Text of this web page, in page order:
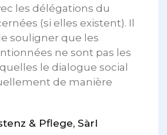
les délégations du
(si elles existent). Il
souligner que les
ne sont pas les
le dialogue social
de manière
& Pflege, Sàrl